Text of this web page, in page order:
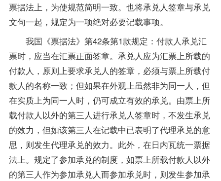
票据法上，为使规范简明一致。也将承兑人签章与承兑
文句一起，规定为一项绝对必要记载事项。
我国《票据法》第42条第1款规定：付款人承兑汇
票时，应当在汇票正面签章。承兑人应为汇票上所载的
付款人，原则上要求承兑人的签章，必须与票上所载付
款人的名称一致；但如果在外观上虽然非为同一人，但
在实质上为同一人时，仍可成立有效的承兑。由票上所
载付款人以外的第三人进行承兑人签章时，不发生承兑
的效力，但如该第三人在记载中已表明了代理承兑的意
思，则发生代理承兑的效力。此外，在日内瓦统一票据
法上。规定了参加承兑的制度，如票上所载付款人以外
的第三人作为参加承兑人而参加承兑时，则发生参加承